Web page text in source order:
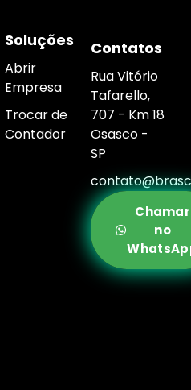
Soluções
Abrir
Empresa
Trocar de
Contador
Contatos
Rua Vitório
Tafarello,
707 - Km 18
Osasco -
SP
Chamar
no